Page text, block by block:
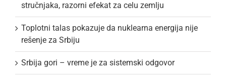
stručnjaka, razorni efekat za celu zemlju
Toplotni talas pokazuje da nuklearna energija nije
rešenje za Srbiju
Srbija gori – vreme je za sistemski odgovor